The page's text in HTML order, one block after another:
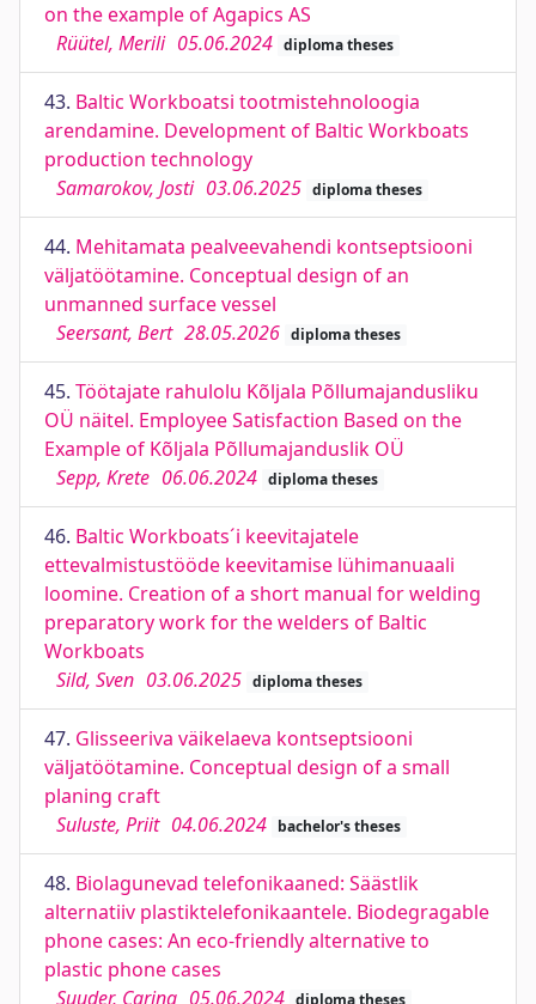
on the example of Agapics AS
Rüütel, Merili 05.06.2024 diploma theses
43. Baltic Workboatsi tootmistehnoloogia
arendamine. Development of Baltic Workboats
production technology
Samarokov, Josti 03.06.2025 diploma theses
44. Mehitamata pealveevahendi kontseptsiooni
väljatöötamine. Conceptual design of an
unmanned surface vessel
Seersant, Bert 28.05.2026 diploma theses
45. Töötajate rahulolu Kõljala Põllumajandusliku
OÜ näitel. Employee Satisfaction Based on the
Example of Kõljala Põllumajanduslik OÜ
Sepp, Krete 06.06.2024 diploma theses
46. Baltic Workboats´i keevitajatele
ettevalmistustööde keevitamise lühimanuaali
loomine. Creation of a short manual for welding
preparatory work for the welders of Baltic
Workboats
Sild, Sven 03.06.2025 diploma theses
47. Glisseeriva väikelaeva kontseptsiooni
väljatöötamine. Conceptual design of a small
planing craft
Suluste, Priit 04.06.2024 bachelor's theses
48. Biolagunevad telefonikaaned: Säästlik
alternatiiv plastiktelefonikaantele. Biodegragable
phone cases: An eco-friendly alternative to
plastic phone cases
Suuder, Carina 05.06.2024 diploma theses